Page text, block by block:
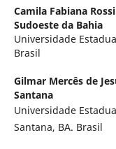
Camila Fabiana
Sudoeste da Bahia
Universidade
Brasil
Gilmar Mercês de
Santana
Universidade
Santana, BA. Brasil